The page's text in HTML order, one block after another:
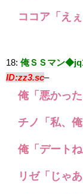
ココア「え
18: 俺ＳＳマン
ID:zz3.sc–
俺「悪かった
チノ「私、
俺「デートね
リゼ「じゃ